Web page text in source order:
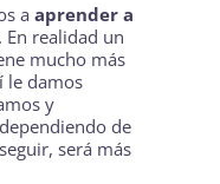
aaprender a
. En realidad un
mucho más
le damos
y
de
será más